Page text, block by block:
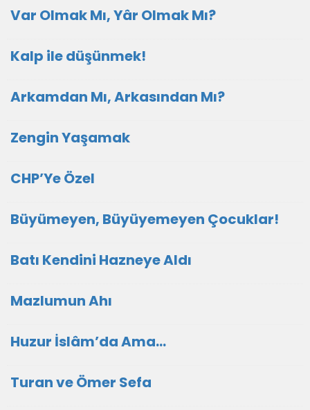
Var Olmak Mı, Yâr Olmak Mı?
Kalp ile düşünmek!
Arkamdan Mı, Arkasından Mı?
Zengin Yaşamak
CHP’Ye Özel
Büyümeyen, Büyüyemeyen Çocuklar!
Batı Kendini Hazneye Aldı
Mazlumun Ahı
Huzur İslâm’da Ama…
Turan ve Ömer Sefa